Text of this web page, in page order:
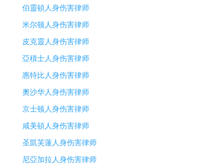
伯靈頓人身伤害律师
米尔顿人身伤害律师
皮克靈人身伤害律师
亞積士人身伤害律师
惠特比人身伤害律师
奧沙华人身伤害律师
京士顿人身伤害律师
咸美頓人身伤害律师
圣凱芙蓮人身伤害律师
尼亞加拉人身伤害律师